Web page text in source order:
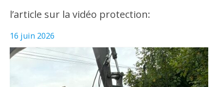
l’article sur la vidéo protection:
16 juin 2026